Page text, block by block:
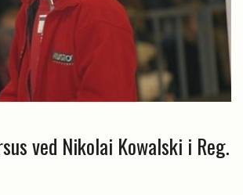
ved Nikolai Kowalski i Reg.